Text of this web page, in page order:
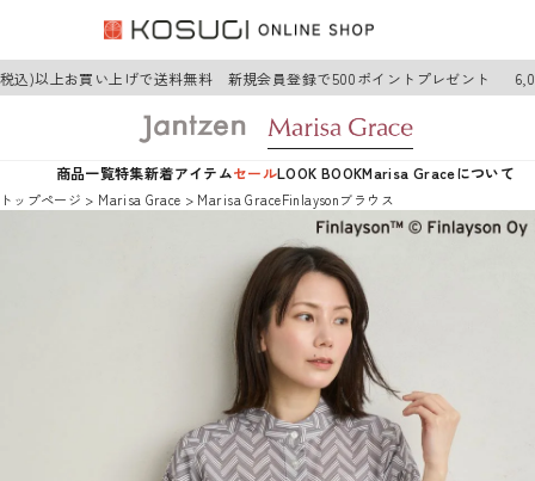
)以上お買い上げで送料無料 新規会員登録で500ポイントプレゼント
商品一覧特集新着アイテムセールLOOK BOOKMarisa Graceについて
トップページ Marisa Grace Marisa GraceFinlaysonブラウス